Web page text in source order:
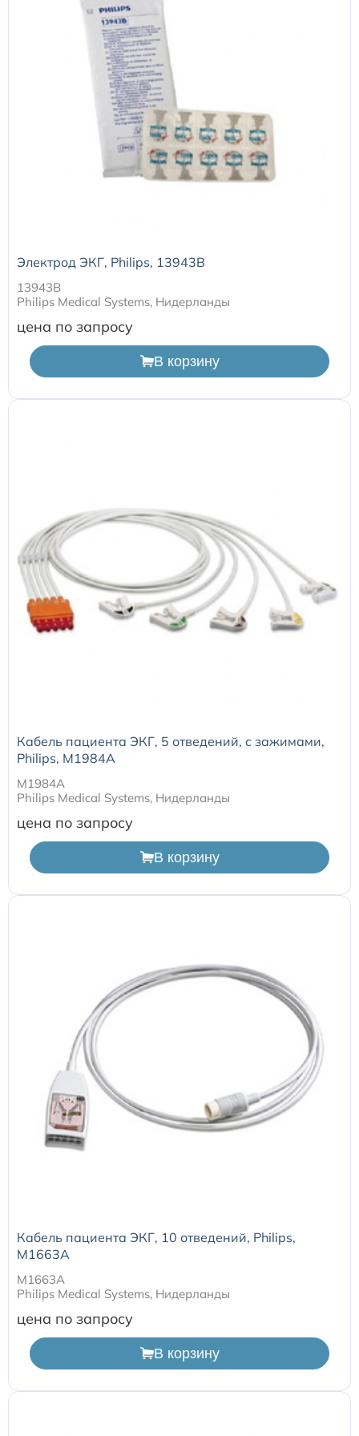
Электрод ЭКГ, Philips, 13943B
13943B
Philips Medical Systems, Нидерланды
цена по запросу
В корзину
Кабель пациента ЭКГ, 5 отведений, с зажимами,
Philips, M1984A
M1984A
Philips Medical Systems, Нидерланды
цена по запросу
В корзину
Кабель пациента ЭКГ, 10 отведений, Philips,
M1663A
M1663A
Philips Medical Systems, Нидерланды
цена по запросу
В корзину